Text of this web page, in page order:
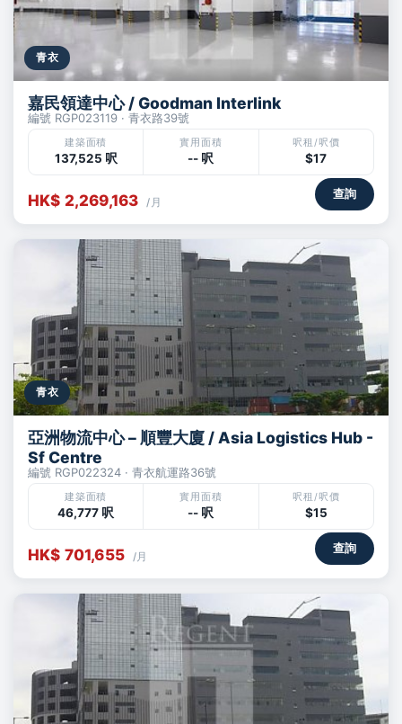
青衣
嘉民領達中心 / Goodman Interlink
編號 RGP023119 · 青衣路39號
建築面積
137,525 呎
實用面積
-- 呎
呎租/呎價
$17
HK$ 2,269,163 /月
查詢
青衣
亞洲物流中心 – 順豐大廈 / Asia Logistics Hub -
Sf Centre
編號 RGP022324 · 青衣航運路36號
建築面積
46,777 呎
實用面積
-- 呎
呎租/呎價
$15
HK$ 701,655 /月
查詢